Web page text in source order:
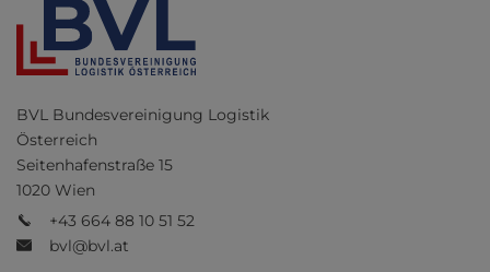
BVL Bundesvereinigung Logistik
Österreich
Seitenhafenstraße 15
1020 Wien
+43 664 88 10 51 52
bvl@bvl.at